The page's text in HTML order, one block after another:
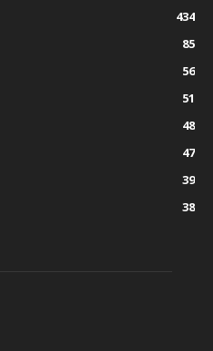
434
85
56
51
48
47
39
38